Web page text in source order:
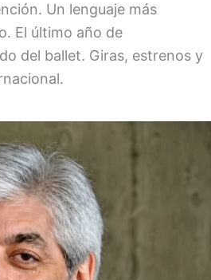
Un lenguaje más
El último año de
del ballet. Giras, estrenos y